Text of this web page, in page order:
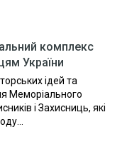
комплекс
України
ідей та
Меморіального
і Захисниць, які